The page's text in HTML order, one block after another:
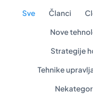
Sve Članci
Nove
Strategije
Tehnike